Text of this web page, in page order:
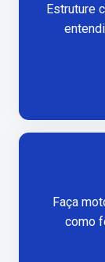
Estruture
Faça
como